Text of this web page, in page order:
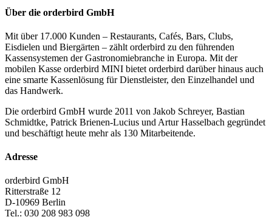
Über die orderbird GmbH
Mit über 17.000 Kunden – Restaurants, Cafés, Bars, Clubs,
Eisdielen und Biergärten – zählt orderbird zu den führenden
Kassensystemen der Gastronomiebranche in Europa. Mit der
mobilen Kasse orderbird MINI bietet orderbird darüber hinaus auch
eine smarte Kassenlösung für Dienstleister, den Einzelhandel und
das Handwerk.
Die orderbird GmbH wurde 2011 von Jakob Schreyer, Bastian
Schmidtke, Patrick Brienen-Lucius und Artur Hasselbach gegründet
und beschäftigt heute mehr als 130 Mitarbeitende.
Adresse
orderbird GmbH
Ritterstraße 12
D-10969 Berlin
Tel.: 030 208 983 098